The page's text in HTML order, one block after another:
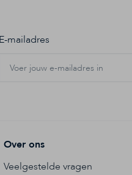
E-mailadres
Over ons
Veelgestelde vragen